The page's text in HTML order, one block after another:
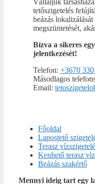
Vállaljuk
tetőszigetelés
beázás
megszüntetését,
Bízva a sikeres
jelentkezését!
Telefon: +3670
Másodlagos
Email:
Főoldal
Lapostető
Terasz
Kenhető terasz
Beázás szakértő
Mennyi ideig tart egy